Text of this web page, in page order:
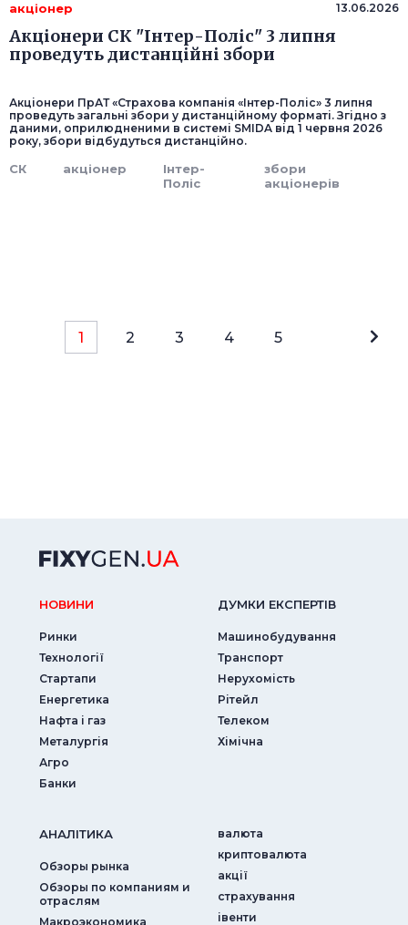
акціонер 13.06.2026
Акціонери СК "Інтер-Поліс" 3 липня
проведуть дистанційні збори
Акціонери ПрАТ «Страхова компанія «Інтер-Поліс» 3 липня
проведуть загальні збори у дистанційному форматі. Згідно з
даними, оприлюдненими в системі SMIDA від 1 червня 2026
року, збори відбудуться дистанційно.
СК акціонер
Інтер-
Поліс
збори
акціонерів
1 2 3 4 5
НОВИНИ
Ринки
Технології
Стартапи
Енергетика
Нафта і газ
Металургія
Агро
Банки
ДУМКИ ЕКСПЕРТIВ
Машинобудування
Транспорт
Нерухомість
Рітейл
Телеком
Хімічна
АНАЛIТИКА
Обзоры рынка
Обзоры по компаниям и
отраслям
Макроэкономика
валюта
криптовалюта
акції
страхування
iвенти